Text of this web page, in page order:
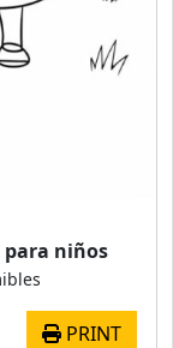
niños
PRINT